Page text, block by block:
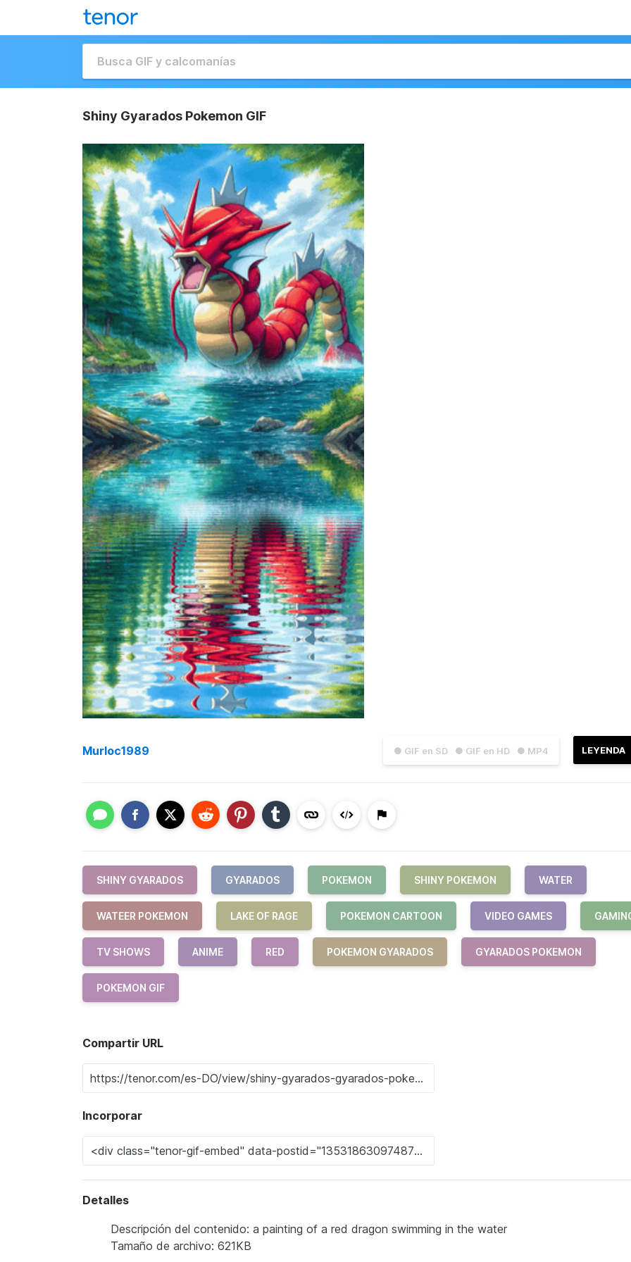
Shiny Gyarados Pokemon GIF
● GIF en SD ● GIF en HD ● MP4 LEYENDA
Murloc1989
SHINY GYARADOS GYARADOS POKEMON SHINY POKEMON WATER
WATEER POKEMON LAKE OF RAGE POKEMON CARTOON VIDEO GAMES
TV SHOWS ANIME RED POKEMON GYARADOS GYARADOS POKEMON
POKEMON GIF
Compartir URL
Incorporar
Detalles
Descripción del contenido: a painting of a red dragon swimming in the water
Tamaño de archivo: 621KB